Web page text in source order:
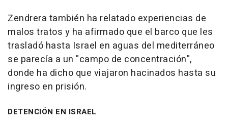
Zendrera también ha relatado experiencias de
malos tratos y ha afirmado que el barco que les
trasladó hasta Israel en aguas del mediterráneo
se parecía a un "campo de concentración",
donde ha dicho que viajaron hacinados hasta su
ingreso en prisión.
DETENCIÓN EN ISRAEL